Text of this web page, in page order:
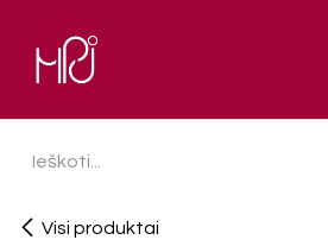
Visi produktai